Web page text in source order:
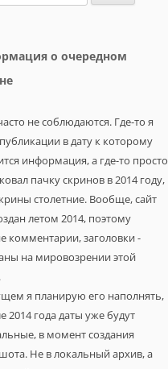
о очередном
не соблюдаются. Где-то я
в дату к которому
информация, а где-то просто
пачку скринов в 2014 году,
столетние. Вообще, сайт
летом 2014, поэтому
комментарии, заголовки -
на мировозрении этой
я планирую его наполнять,
2014 года даты уже будут
в момент создания
Не в локальный архив, а